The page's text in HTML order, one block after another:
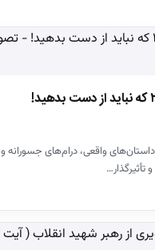
مینی سریال های ۲۰۲۵ با داستان‌های واقعی، درام‌های جسورانه و
تأثیرگذار…